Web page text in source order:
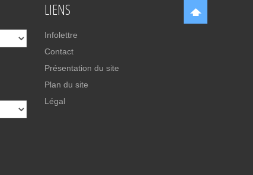
LIENS
Infolettre
Contact
Présentation du site
Plan du site
Légal